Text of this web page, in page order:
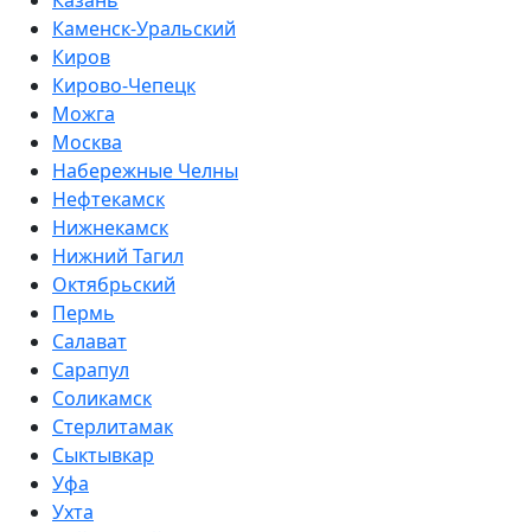
Каменск-Уральский
Киров
Кирово-Чепецк
Можга
Москва
Набережные Челны
Нефтекамск
Нижнекамск
Нижний Тагил
Октябрьский
Пермь
Салават
Сарапул
Соликамск
Стерлитамак
Сыктывкар
Уфа
Ухта